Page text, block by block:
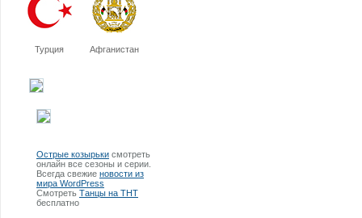
Турция Афганистан
Острые козырьки смотреть
онлайн все сезоны и серии.
Всегда свежие новости из
мира WordPress
Смотреть Танцы на ТНТ
бесплатно